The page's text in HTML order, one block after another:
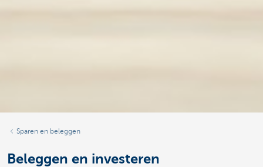
Sparen en beleggen
Beleggen en investeren